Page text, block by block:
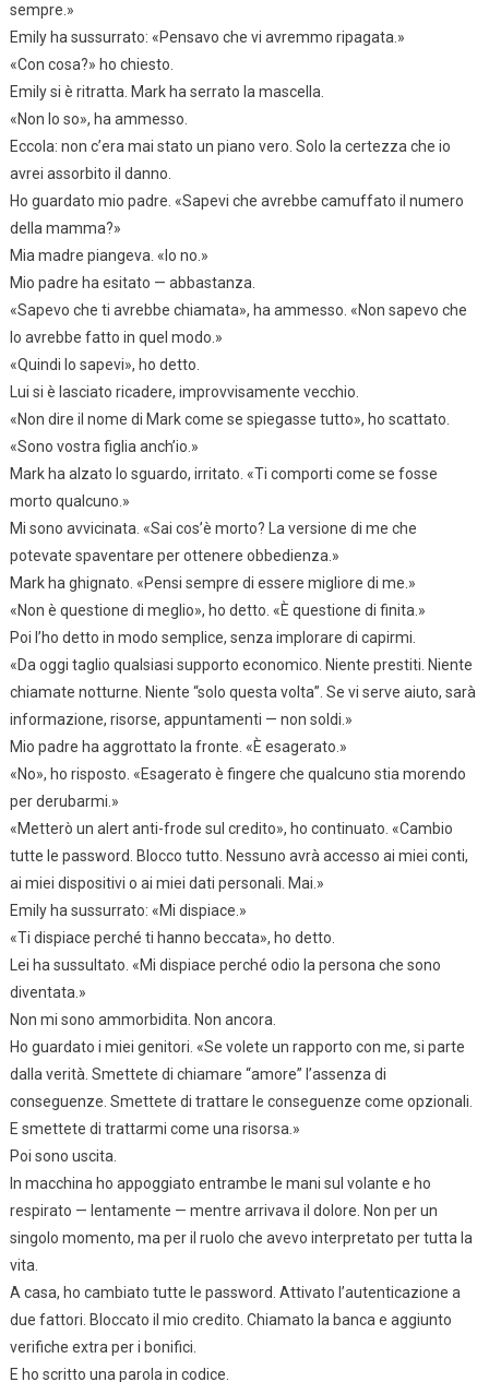
sempre.»
Emily ha sussurrato: «Pensavo che vi avremmo ripagata.»
«Con cosa?» ho chiesto.
Emily si è ritratta. Mark ha serrato la mascella.
«Non lo so», ha ammesso.
Eccola: non c’era mai stato un piano vero. Solo la certezza che io
avrei assorbito il danno.
Ho guardato mio padre. «Sapevi che avrebbe camuffato il numero
della mamma?»
Mia madre piangeva. «Io no.»
Mio padre ha esitato — abbastanza.
«Sapevo che ti avrebbe chiamata», ha ammesso. «Non sapevo che
lo avrebbe fatto in quel modo.»
«Quindi lo sapevi», ho detto.
Lui si è lasciato ricadere, improvvisamente vecchio.
«Non dire il nome di Mark come se spiegasse tutto», ho scattato.
«Sono vostra figlia anch’io.»
Mark ha alzato lo sguardo, irritato. «Ti comporti come se fosse
morto qualcuno.»
Mi sono avvicinata. «Sai cos’è morto? La versione di me che
potevate spaventare per ottenere obbedienza.»
Mark ha ghignato. «Pensi sempre di essere migliore di me.»
«Non è questione di meglio», ho detto. «È questione di finita.»
Poi l’ho detto in modo semplice, senza implorare di capirmi.
«Da oggi taglio qualsiasi supporto economico. Niente prestiti. Niente
chiamate notturne. Niente “solo questa volta”. Se vi serve aiuto, sarà
informazione, risorse, appuntamenti — non soldi.»
Mio padre ha aggrottato la fronte. «È esagerato.»
«No», ho risposto. «Esagerato è fingere che qualcuno stia morendo
per derubarmi.»
«Metterò un alert anti-frode sul credito», ho continuato. «Cambio
tutte le password. Blocco tutto. Nessuno avrà accesso ai miei conti,
ai miei dispositivi o ai miei dati personali. Mai.»
Emily ha sussurrato: «Mi dispiace.»
«Ti dispiace perché ti hanno beccata», ho detto.
Lei ha sussultato. «Mi dispiace perché odio la persona che sono
diventata.»
Non mi sono ammorbidita. Non ancora.
Ho guardato i miei genitori. «Se volete un rapporto con me, si parte
dalla verità. Smettete di chiamare “amore” l’assenza di
conseguenze. Smettete di trattare le conseguenze come opzionali.
E smettete di trattarmi come una risorsa.»
Poi sono uscita.
In macchina ho appoggiato entrambe le mani sul volante e ho
respirato — lentamente — mentre arrivava il dolore. Non per un
singolo momento, ma per il ruolo che avevo interpretato per tutta la
vita.
A casa, ho cambiato tutte le password. Attivato l’autenticazione a
due fattori. Bloccato il mio credito. Chiamato la banca e aggiunto
verifiche extra per i bonifici.
E ho scritto una parola in codice.